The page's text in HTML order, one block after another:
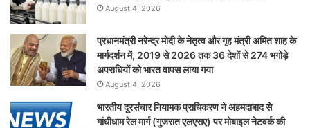
August 4, 2026
प्रधानमंत्री नरेन्द्र मोदी के नेतृत्व और गृह मंत्री अमित शाह के
मार्गदर्शन में, 2019 से 2026 तक 36 देशों से 274 भगोड़े
अपराधियों को भारत वापस लाया गया
August 4, 2026
भारतीय दूरसंचार नियामक प्राधिकरण ने अहमदाबाद से
गांधीधाम रेल मार्ग (गुजरात एलएसए) पर मोबाइल नेटवर्क की